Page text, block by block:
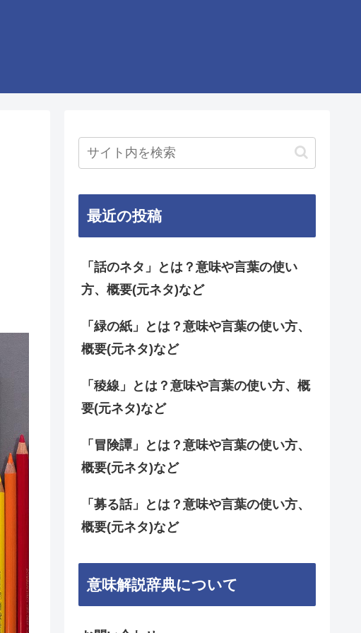
最近の投稿
「話のネタ」とは？意味や言葉の使い
方、概要(元ネタ)など
「緑の紙」とは？意味や言葉の使い方、
概要(元ネタ)など
「稜線」とは？意味や言葉の使い方、概
要(元ネタ)など
「冒険譚」とは？意味や言葉の使い方、
概要(元ネタ)など
「募る話」とは？意味や言葉の使い方、
概要(元ネタ)など
意味解説辞典について